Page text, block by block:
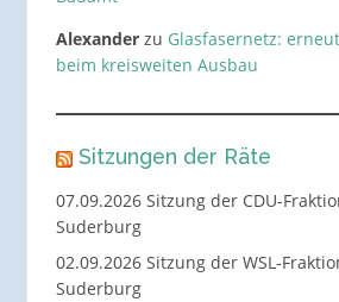
Alexanderzu Glasfasernetz:
beim kreisweiten Ausbau
Sitzungen der Räte
07.09.2026 Sitzung der CDU-
Suderburg
02.09.2026 Sitzung der WSL-
Suderburg